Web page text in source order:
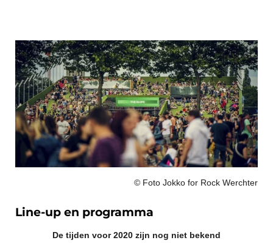
© Foto Jokko for Rock Werchter
Line-up en programma
De tijden voor 2020 zijn nog niet bekend